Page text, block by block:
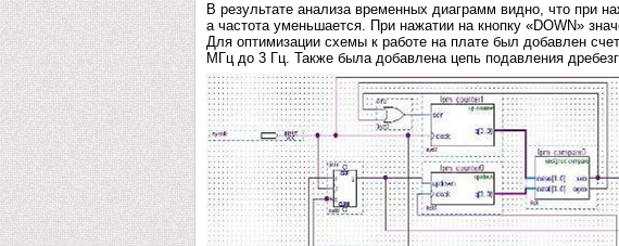
В результате анализа временных диаграмм видно, что при
а частота уменьшается. При нажатии на кнопку «DOWN»
Для оптимизации схемы к работе на плате был добавлен
МГц до 3 Гц. Также была добавлена цепь подавления